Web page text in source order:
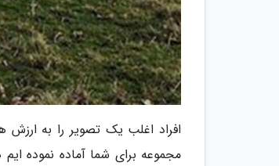
افراد اغلب یک تصویر را به ارزش
مجموعه برای شما آماده نموده